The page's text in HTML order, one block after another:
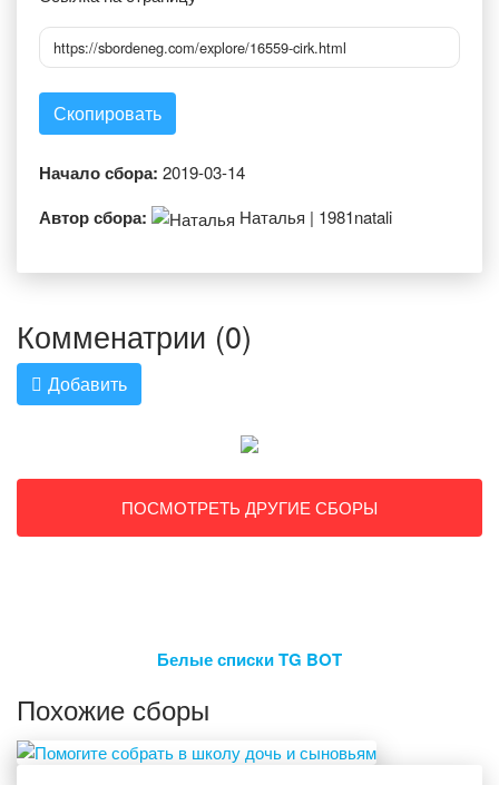
https://sbordeneg.com/explore/16559-cirk.html
Скопировать
Начало сбора: 2019-03-14
Автор сбора: Наталья | 1981natali
Комменатрии (0)
Добавить
ПОСМОТРЕТЬ ДРУГИЕ СБОРЫ
Белые списки TG BOT
Похожие сборы